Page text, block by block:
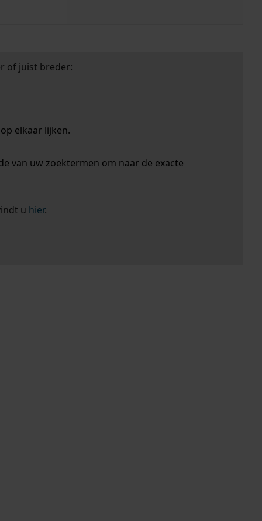
of juist breder:
elkaar lijken.
van uw zoektermen om naar de exacte
u hier.